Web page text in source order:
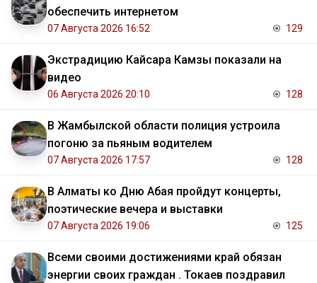
обеспечить интернетом
07 Августа 2026 16:52 129
Экстрадицию Кайсара Камзы показали на
видео
06 Августа 2026 20:10 128
В Жамбылской области полиция устроила
погоню за пьяным водителем
07 Августа 2026 17:57 128
В Алматы ко Дню Абая пройдут концерты,
поэтические вечера и выставки
07 Августа 2026 19:06 125
Всеми своими достижениями край обязан
энергии своих граждан . Токаев поздравил